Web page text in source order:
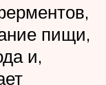
пищи,
и,